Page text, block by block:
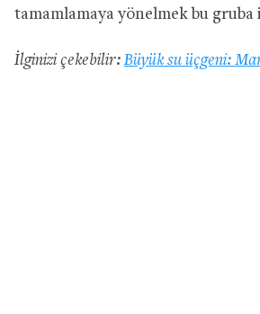
tamamlamaya yönelmek bu gruba
İlginizi çekebilir: Büyük su üçgeni: